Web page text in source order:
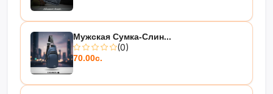
Мужская Сумка-Слин...
(0)
70.00с.